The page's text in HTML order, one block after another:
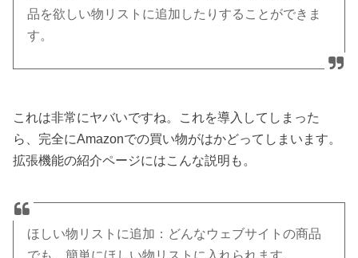
品を欲しい物リストに追加したりすることができま
す。
これは非常にヤバいですね。これを導入してしまった
ら、完全にAmazonでの買い物がはかどってしまいます。
拡張機能の紹介ページにはこんな説明も。
ほしい物リストに追加：どんなウェブサイトの商品
でも、簡単にほしい物リストに入れられます。